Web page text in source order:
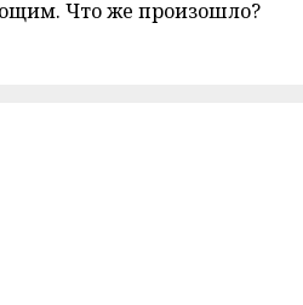
Что же произошло?